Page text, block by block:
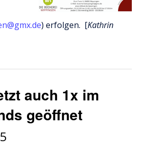
) erfolgen. [Kathrin
auch 1x im
geöffnet